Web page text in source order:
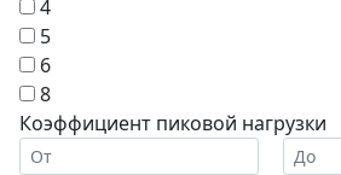
4
5
6
8
Коэффициент пиковой нагрузки